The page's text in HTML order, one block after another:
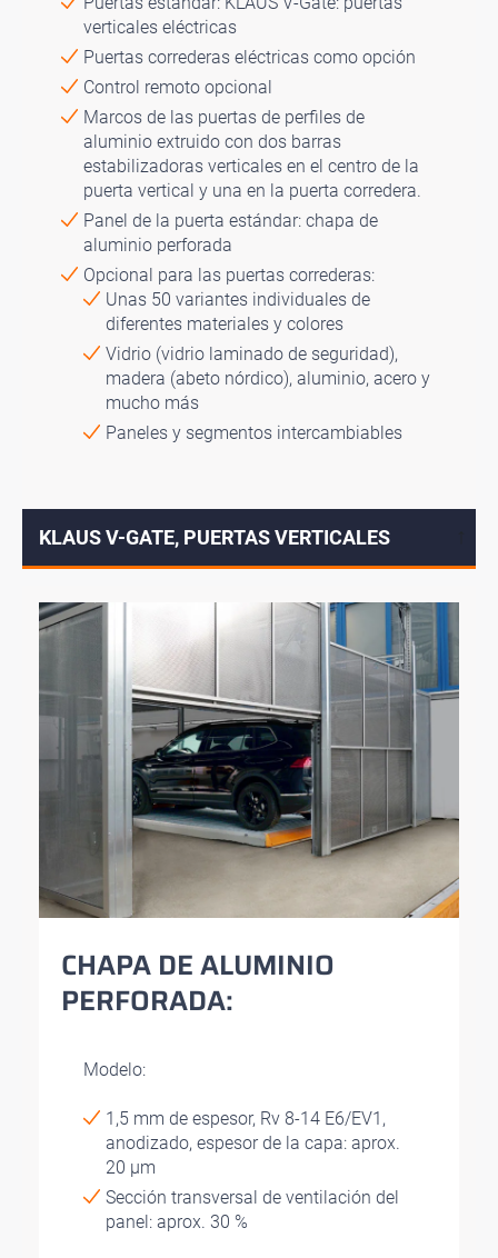
verticales eléctricas
Puertas correderas eléctricas como opción
Control remoto opcional
Marcos de las puertas de perfiles de
aluminio extruido con dos barras
estabilizadoras verticales en el centro de la
puerta vertical y una en la puerta corredera.
Panel de la puerta estándar: chapa de
aluminio perforada
Opcional para las puertas correderas:
Unas 50 variantes individuales de
diferentes materiales y colores
Vidrio (vidrio laminado de seguridad),
madera (abeto nórdico), aluminio, acero y
mucho más
Paneles y segmentos intercambiables
KLAUS V-GATE, PUERTAS VERTICALES
CHAPA DE ALUMINIO
PERFORADA:
Modelo:
1,5 mm de espesor, Rv 8-14 E6/EV1,
anodizado, espesor de la capa: aprox.
20 µm
Sección transversal de ventilación del
panel: aprox. 30 %